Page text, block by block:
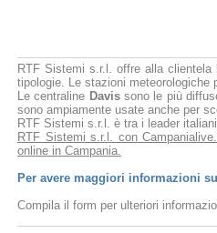
RTF Sistemi s.r.l. offre alla
tipologie. Le stazioni meteorologiche
Le centraline Davissono le più
sono ampiamente usate anche per
RTF Sistemi s.r.l. è tra i leader
RTF Sistemi s.r.l. con
online in Campania.
Per avere maggiori informazioni
Compila il form per ulteriori